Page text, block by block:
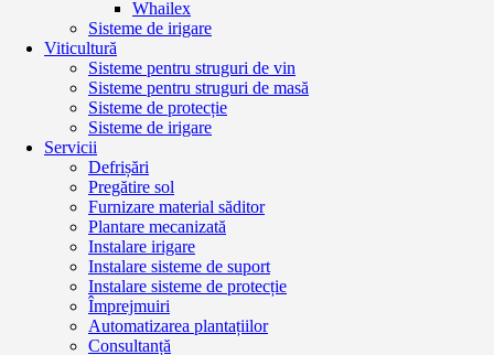
Whailex
Sisteme de irigare
Viticultură
Sisteme pentru struguri de vin
Sisteme pentru struguri de masă
Sisteme de protecție
Sisteme de irigare
Servicii
Defrișări
Pregătire sol
Furnizare material săditor
Plantare mecanizată
Instalare irigare
Instalare sisteme de suport
Instalare sisteme de protecție
Împrejmuiri
Automatizarea plantațiilor
Consultanță